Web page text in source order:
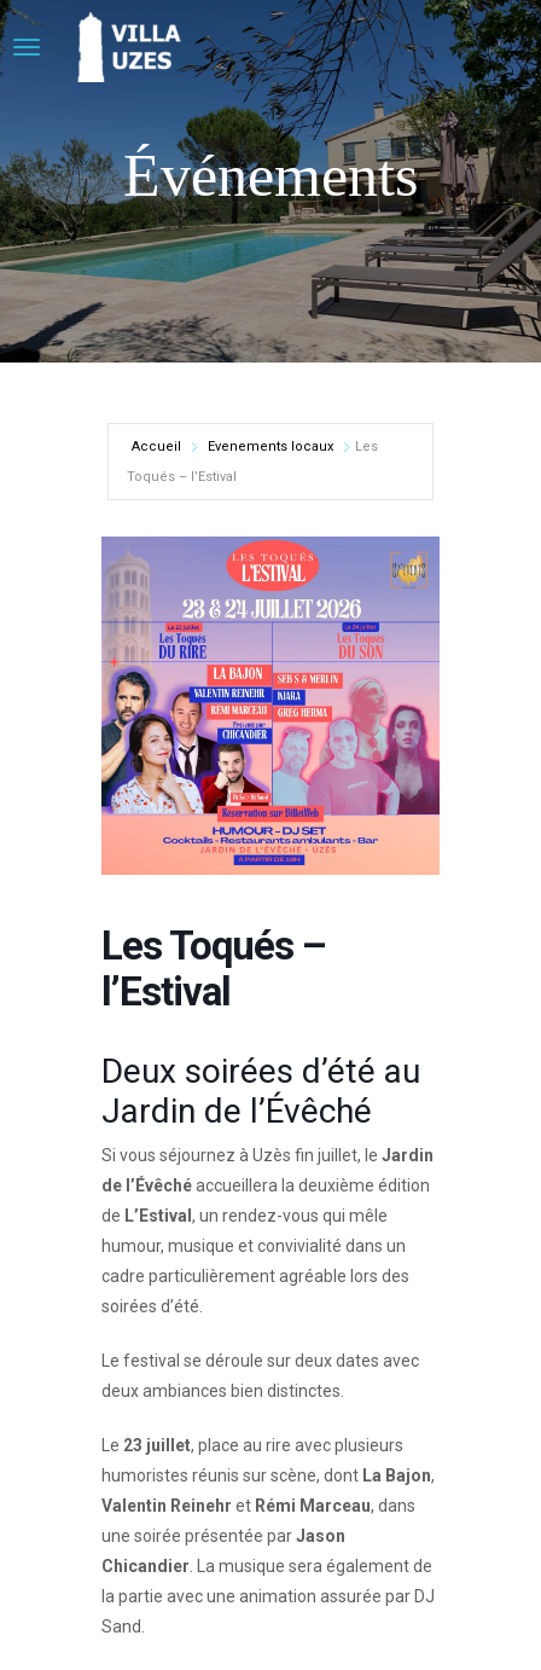
Événements
Accueil Evenements locaux
Les
Toqués – l’Estival
Les Toqués –
l’Estival
Deux soirées d’été au
Jardin de l’Évêché
Si vous séjournez à Uzès fin juillet, le Jardin
de l’Évêchéaccueillera la deuxième édition
de L’Estival , un rendez-vous qui mêle
humour, musique et convivialité dans un
cadre particulièrement agréable lors des
soirées d’été.
Le festival se déroule sur deux dates avec
deux ambiances bien distinctes.
Le 23 juillet, place au rire avec plusieurs
humoristes réunis sur scène, dont La Bajon,
Valentin Reinehr et Rémi Marceau, dans
une soirée présentée parJason
Chicandier . La musique sera également de
la partie avec une animation assurée par DJ
Sand.